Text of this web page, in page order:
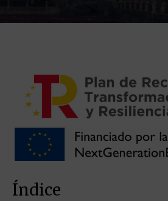
Índice